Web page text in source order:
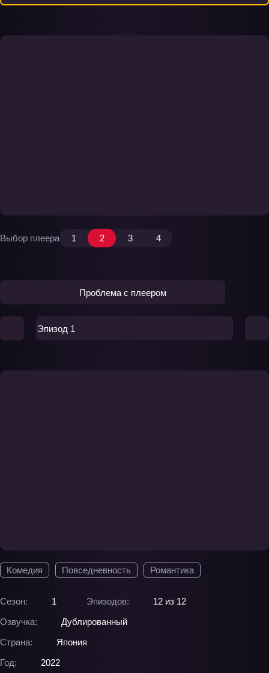
Комедия Повседневность Романтика
Сезон: 1 Эпизодов:
12 из 12
Озвучка:
Дублированный
Страна:
Япония
Год:
2022
Выбор плеера 1 2 3 4
Проблема с плеером
Эпизод 1